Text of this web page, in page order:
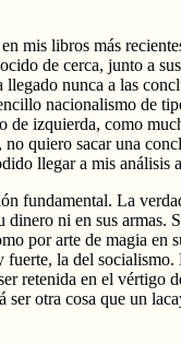
mis libros más
de cerca, junto a
nunca a las
nacionalismo de
de izquierda, como
no quiero sacar una
llegar a mis análisis
fundamental. La
ni en sus armas.
por arte de magia en
la del
retenida en el vértigo
ser otra cosa que un